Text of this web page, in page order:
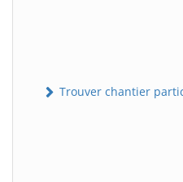
Trouver chantier